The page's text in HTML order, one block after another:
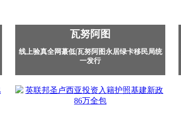
瓦努阿图
线上验真全网蕞低|瓦努阿图永居绿卡移民局统
一发行